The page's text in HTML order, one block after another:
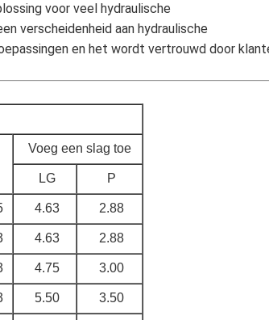
voor veel hydraulische
verscheidenheid aan hydraulische
en het wordt vertrouwd door
Voeg een slag toe
LG P
4.63 2.88
4.63 2.88
4.75 3.00
5.50 3.50